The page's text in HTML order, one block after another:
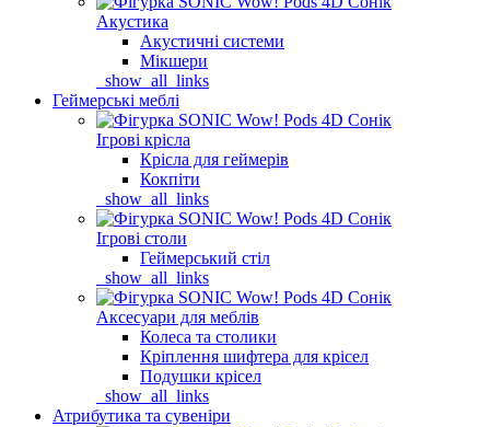
Акустика
Акустичні системи
Мікшери
_show_all_links
Геймерські меблі
Ігрові крісла
Крісла для геймерів
Кокпіти
_show_all_links
Ігрові столи
Геймерський стіл
_show_all_links
Аксесуари для меблів
Колеса та столики
Кріплення шифтера для крісел
Подушки крісел
_show_all_links
Атрибутика та сувеніри